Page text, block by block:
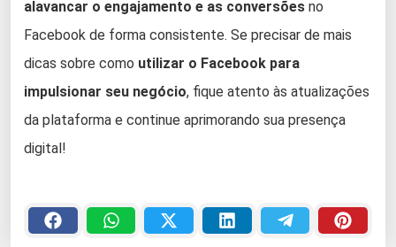
alavancar o engajamento e as conversões no
Facebook de forma consistente. Se precisar de mais
dicas sobre como utilizar o Facebook para
impulsionar seu negócio, fique atento às atualizações
da plataforma e continue aprimorando sua presença
digital!